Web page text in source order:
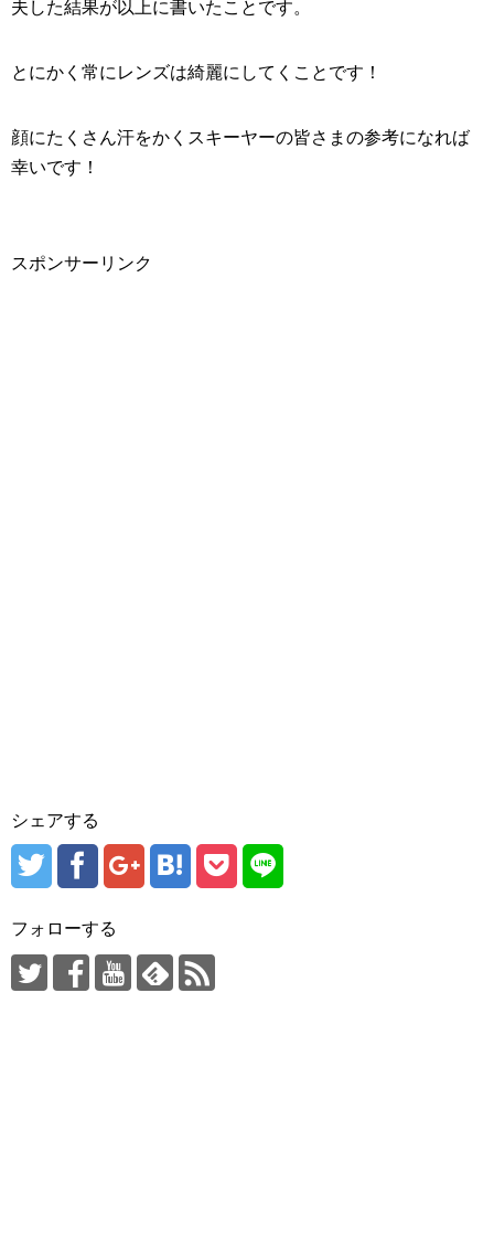
夫した結果が以上に書いたことです。
とにかく常にレンズは綺麗にしてくことです！
顔にたくさん汗をかくスキーヤーの皆さまの参考になれば
幸いです！
スポンサーリンク
シェアする
フォローする